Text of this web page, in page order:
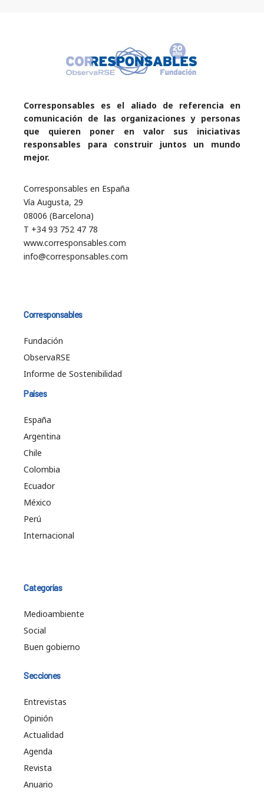
Corresponsables es el aliado de referencia en
comunicación de las organizaciones y personas
que quieren poner en valor sus iniciativas
responsables para construir juntos un mundo
mejor.
Corresponsables en España
Vía Augusta, 29
08006 (Barcelona)
T +34 93 752 47 78
www.corresponsables.com
info@corresponsables.com
Corresponsables
Fundación
ObservaRSE
Informe de Sostenibilidad
Países
España
Argentina
Chile
Colombia
Ecuador
México
Perú
Internacional
Categorías
Medioambiente
Social
Buen gobierno
Secciones
Entrevistas
Opinión
Actualidad
Agenda
Revista
Anuario